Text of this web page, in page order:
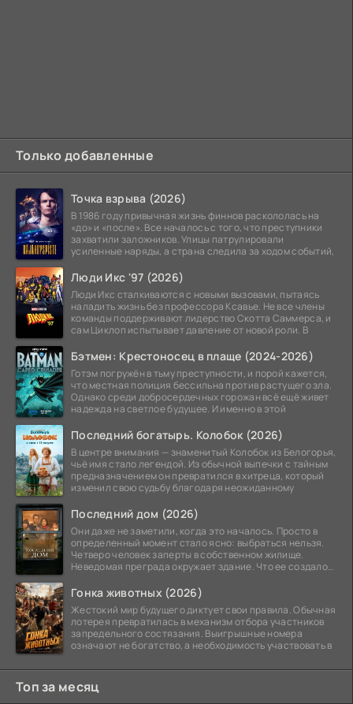
Только добавленные
Точка взрыва (2026)
В 1986 году привычная жизнь финнов раскололась на
«до» и «после». Все началось с того, что преступники
захватили заложников. Улицы патрулировали
усиленные наряды, а страна следила за ходом событий,
Люди Икс '97 (2026)
Люди Икс сталкиваются с новыми вызовами, пытаясь
наладить жизнь без профессора Ксавье. Не все члены
команды поддерживают лидерство Скотта Саммерса, и
сам Циклоп испытывает давление от новой роли. В
Бэтмен: Крестоносец в плаще (2024-2026)
Готэм погружён в тьму преступности, и порой кажется,
что местная полиция бессильна против растущего зла.
Однако среди добросердечных горожан всё ещё живет
надежда на светлое будущее. И именно в этой
Последний богатырь. Колобок (2026)
В центре внимания — знаменитый Колобок из Белогорья,
чьё имя стало легендой. Из обычной выпечки с тайным
предназначением он превратился в хитреца, который
изменил свою судьбу благодаря неожиданному
Последний дом (2026)
Они даже не заметили, когда это началось. Просто в
определенный момент стало ясно: выбраться нельзя.
Четверо человек заперты в собственном жилище.
Неведомая преграда окружает здание. Что ее создало
Гонка животных (2026)
Жестокий мир будущего диктует свои правила. Обычная
лотерея превратилась в механизм отбора участников
запредельного состязания. Выигрышные номера
означают не богатство, а необходимость участвовать в
Топ за месяц